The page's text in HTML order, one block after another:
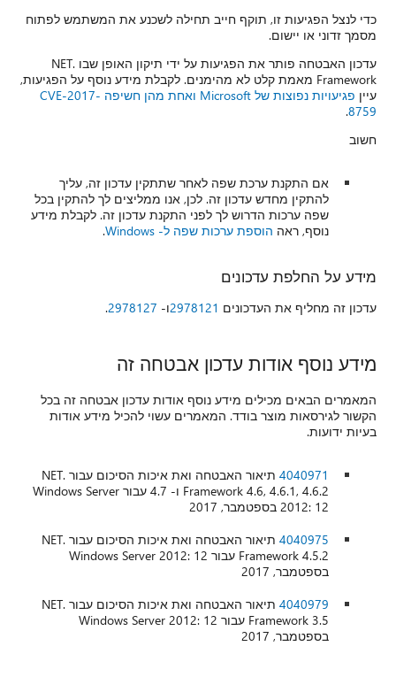
כדי לנצל הפגיעות זו, תוקף חייב תחילה לשכנע את המשתמש לפתוח
מסמך זדוני או יישום.
עדכון האבטחה פותר את הפגיעות על ידי תיקון האופן שבו .NET
Framework מאמת קלט לא מהימנים. לקבלת מידע נוסף על הפגיעות,
עיין
פגיעויות נפוצות של Microsoft ואחת מהן חשיפה CVE-2017-
8759
.
חשוב
אם התקנת ערכת שפה לאחר שתתקין עדכון זה, עליך
להתקין מחדש עדכון זה. לכן, אנו ממליצים לך להתקין בכל
שפה ערכות הדרוש לך לפני התקנת עדכון זה. לקבלת מידע
נוסף, ראה הוספת ערכות שפה ל- Windows .
מידע על החלפת עדכונים
עדכון זה מחליף את העדכונים 2978121ו- 2978127
.
מידע נוסף אודות עדכון אבטחה זה
המאמרים הבאים מכילים מידע נוסף אודות עדכון אבטחה זה בכל
הקשור לגירסאות מוצר בודד. המאמרים עשוי להכיל מידע אודות
בעיות ידועות.
4040971
תיאור האבטחה ואת איכות הסיכום עבור .NET
Framework 4.6, 4.6.1, 4.6.2 ו- 4.7 עבור Windows Server
2012: 12 בספטמבר, 2017
4040975
תיאור האבטחה ואת איכות הסיכום עבור .NET
Framework 4.5.2 עבור Windows Server 2012: 12
בספטמבר, 2017
4040979
תיאור האבטחה ואת איכות הסיכום עבור .NET
Framework 3.5 עבור Windows Server 2012: 12
בספטמבר, 2017